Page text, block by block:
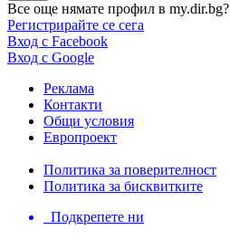
Все още нямате профил в my.dir.bg?
Регистрирайте се сега
Вход с Facebook
Вход с Google
Реклама
Контакти
Общи условия
Европроект
Политика за поверителност
Политика за бисквитките
Подкрепете ни